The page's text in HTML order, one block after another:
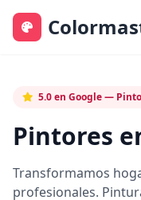
5.0 en Google —
Pintores
Transformamos
profesionales.